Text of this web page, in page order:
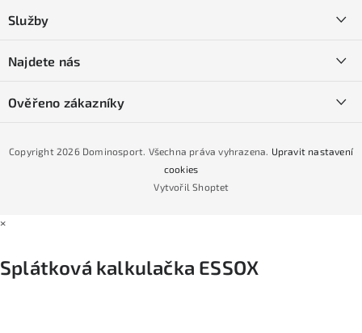
Obchodní podmínky
Podmínky GDPR
Podmínky nákupu na splátky ESSOX
Služby
Naše prodejna
Najdete nás
Ověřeno zákazníky
Vytvořil Shoptet
Copyright 2026 Dominosport. Všechna práva vyhrazena. Upravit nastavení
cookies
×
Splátková kalkulačka ESSOX